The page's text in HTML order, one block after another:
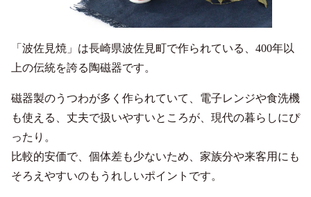
「波佐見焼」は長崎県波佐見町で作られている、400年以
上の伝統を誇る陶磁器です。
磁器製のうつわが多く作られていて、電子レンジや食洗機
も使える、丈夫で扱いやすいところが、現代の暮らしにぴ
ったり。
比較的安価で、個体差も少ないため、家族分や来客用にも
そろえやすいのもうれしいポイントです。